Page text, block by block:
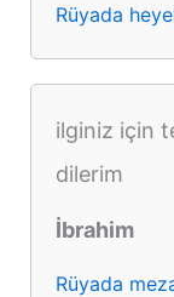
Rüyada
ilginiz için
dilerim
İbrahim
Rüyada